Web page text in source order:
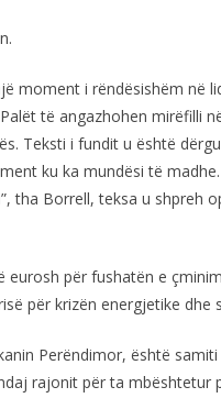
moment i rëndësishëm në
të angazhohen mirëfilli
Teksti i fundit u është
ku ka mundësi të
tha Borrell, teksa u shpreh
për fushatën e
për krizën energjetike dhe
Perëndimor, është
rajonit për ta